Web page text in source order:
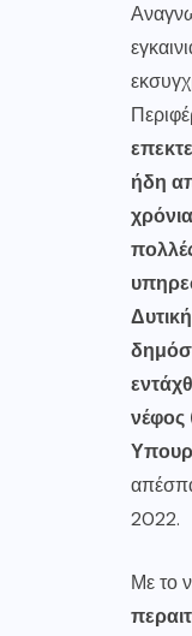
ήδη
χρόνια
2022.
Με το